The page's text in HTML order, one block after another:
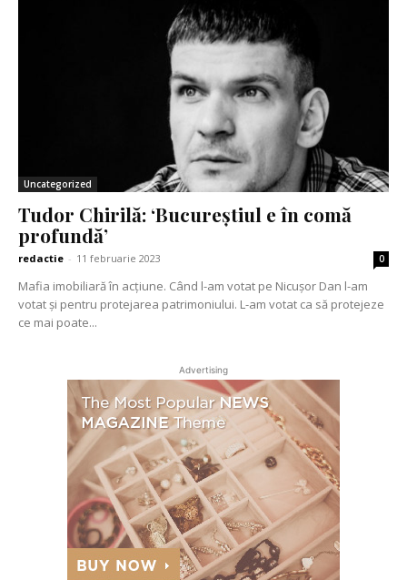
Uncategorized
Tudor Chirilă: ‘Bucureștiul e în comă
profundă’
redactie - 11 februarie 2023 0
Mafia imobiliară în acțiune. Când l-am votat pe Nicușor Dan l-am
votat și pentru protejarea patrimoniului. L-am votat ca să protejeze
ce mai poate...
Advertising